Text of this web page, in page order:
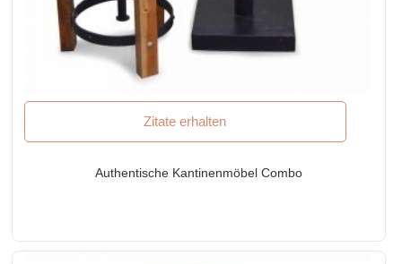
Zitate erhalten
Authentische Kantinenmöbel Combo